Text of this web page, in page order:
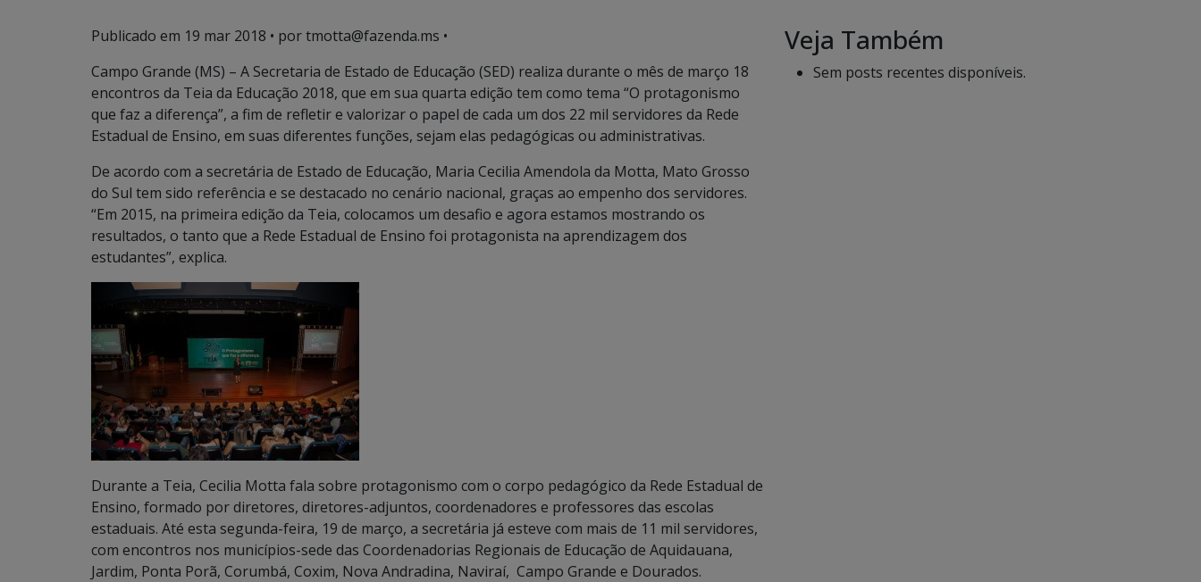
Publicado em 19 mar 2018 • por tmotta@fazenda.ms •
Campo Grande (MS) – A Secretaria de Estado de Educação (SED) realiza durante o mês de março 18
encontros da Teia da Educação 2018, que em sua quarta edição tem como tema “O protagonismo
que faz a diferença”, a fim de refletir e valorizar o papel de cada um dos 22 mil servidores da Rede
Estadual de Ensino, em suas diferentes funções, sejam elas pedagógicas ou administrativas.
De acordo com a secretária de Estado de Educação, Maria Cecilia Amendola da Motta, Mato Grosso
do Sul tem sido referência e se destacado no cenário nacional, graças ao empenho dos servidores.
“Em 2015, na primeira edição da Teia, colocamos um desafio e agora estamos mostrando os
resultados, o tanto que a Rede Estadual de Ensino foi protagonista na aprendizagem dos
estudantes”, explica.
Durante a Teia, Cecilia Motta fala sobre protagonismo com o corpo pedagógico da Rede Estadual de
Ensino, formado por diretores, diretores-adjuntos, coordenadores e professores das escolas
estaduais. Até esta segunda-feira, 19 de março, a secretária já esteve com mais de 11 mil servidores,
com encontros nos municípios-sede das Coordenadorias Regionais de Educação de Aquidauana,
Jardim, Ponta Porã, Corumbá, Coxim, Nova Andradina, Naviraí, Campo Grande e Dourados.
Veja Também
Sem posts recentes disponíveis.